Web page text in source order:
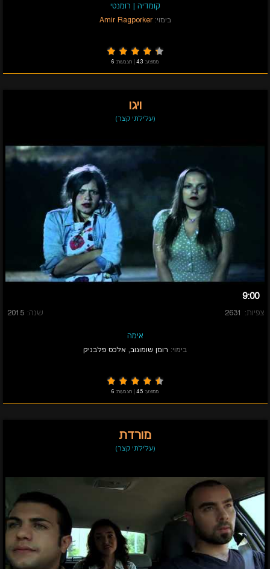
קומדיה | רומנטי
בימוי: Amir Ragporker
ממוצע: 4.3 הצבעות: 6
ויגו
(עלילתי קצר)
9:00
צפיות: 2631 שנה: 2015
אימה
בימוי: רומן שומונוב, אלכס פלבניק
ממוצע: 4.5 הצבעות: 6
מורדת
(עלילתי קצר)